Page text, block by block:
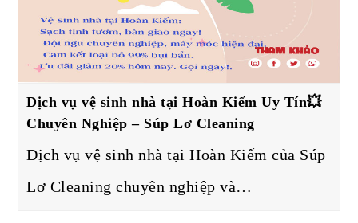
Dịch vụ vệ sinh nhà tại Hoàn Kiếm Uy Tín💥
Chuyên Nghiệp – Súp Lơ Cleaning
Dịch vụ vệ sinh nhà tại Hoàn Kiếm của Súp
Lơ Cleaning chuyên nghiệp và…